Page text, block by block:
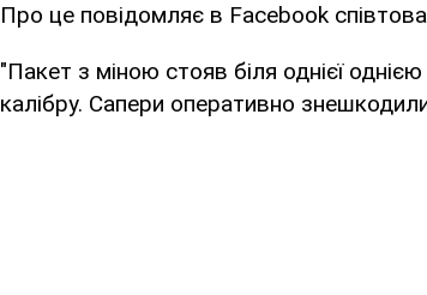
Про це повідомляє в Facebook
"Пакет з міною стояв біля однієї
калібру. Сапери оперативно